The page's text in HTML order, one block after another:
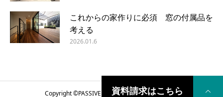
これからの家作りに必須 窓の付属品を
考える
2026.01.6
Copyright ©PASSIVE DESIGN COME HOME2018
資料請求はこちら